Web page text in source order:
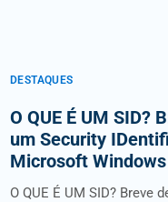
DESTAQUES
O QUE É UM SID?
um Security
Microsoft Windows
O QUE É UM SID? Breve